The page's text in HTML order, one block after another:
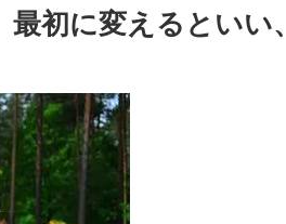
初に変えるといい、